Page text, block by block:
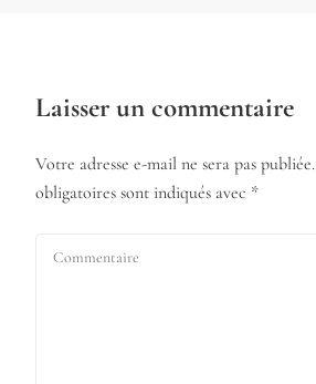
Laisser un commentaire
Votre adresse e-mail ne sera pas publiée.
obligatoires sont indiqués avec *